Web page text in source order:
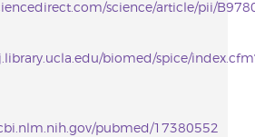
science/article/pii/
biomed/spice/
pubmed/17380552